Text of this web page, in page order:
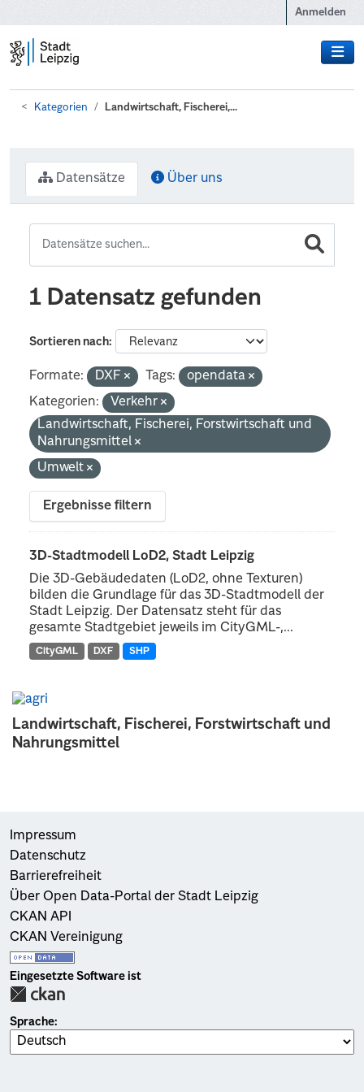
Anmelden
Kategorien Landwirtschaft, Fischerei,...
Landwirtschaft, Fischerei, Forstwirtschaft und
Nahrungsmittel
Datensätze Über uns
1 Datensatz gefunden
Sortieren nach
Formate: DXF Tags:
opendata
Kategorien:
Verkehr
Landwirtschaft, Fischerei, Forstwirtschaft und
Nahrungsmittel
Umwelt
Ergebnisse filtern
3D-Stadtmodell LoD2, Stadt Leipzig
Die 3D-Gebäudedaten (LoD2, ohne Texturen)
bilden die Grundlage für das 3D-Stadtmodell der
Stadt Leipzig. Der Datensatz steht für das
gesamte Stadtgebiet jeweils im CityGML-,...
CityGML DXF SHP
Impressum
Datenschutz
Barrierefreiheit
Über Open Data-Portal der Stadt Leipzig
CKAN API
CKAN Vereinigung
Eingesetzte Software ist
Sprache